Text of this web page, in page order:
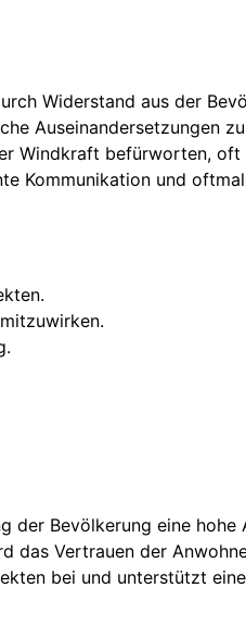
Widerstand aus der
Auseinandersetzungen
Windkraft befürworten,
Kommunikation und
der Bevölkerung eine hohe
das Vertrauen der
bei und unterstützt